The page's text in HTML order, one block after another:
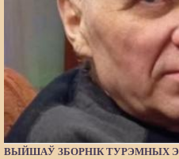
ВЫЙШАЎ ЗБОРНІК ТУРЭМНЫХ